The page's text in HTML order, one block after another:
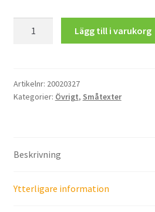
mängd
Lägg till i varukorg
Artikelnr: 20020327
Kategorier: Övrigt, Småtexter
Beskrivning
Ytterligare information